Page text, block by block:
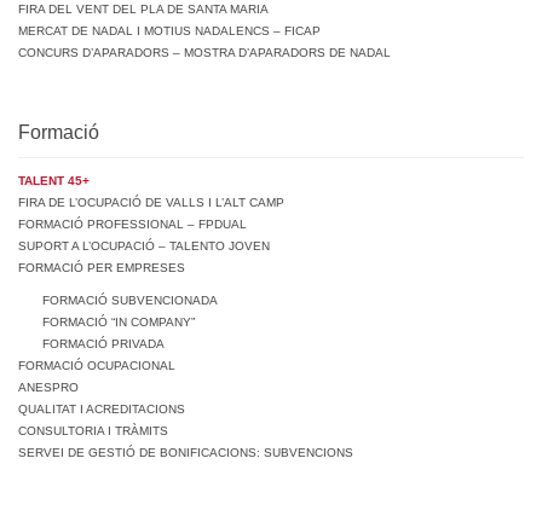
FIRA DEL VENT DEL PLA DE SANTA MARIA
MERCAT DE NADAL I MOTIUS NADALENCS – FICAP
CONCURS D’APARADORS – MOSTRA D’APARADORS DE NADAL
Formació
TALENT 45+
FIRA DE L’OCUPACIÓ DE VALLS I L’ALT CAMP
FORMACIÓ PROFESSIONAL – FPDUAL
SUPORT A L’OCUPACIÓ – TALENTO JOVEN
FORMACIÓ PER EMPRESES
FORMACIÓ SUBVENCIONADA
FORMACIÓ “IN COMPANY”
FORMACIÓ PRIVADA
FORMACIÓ OCUPACIONAL
ANESPRO
QUALITAT I ACREDITACIONS
CONSULTORIA I TRÀMITS
SERVEI DE GESTIÓ DE BONIFICACIONS: SUBVENCIONS